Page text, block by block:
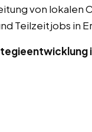
von lokalen
Teilzeitjobs in